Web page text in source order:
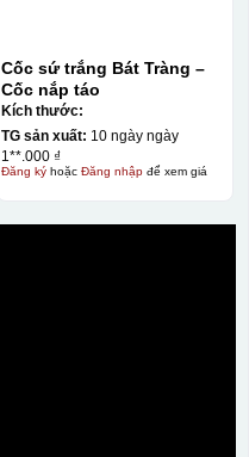
Cốc sứ trắng Bát Tràng –
Cốc nắp táo
Kích thước:
TG sản xuất: 10 ngày ngày
1**.000 ₫
Đăng kýhoặc Đăng nhậpđể xem giá